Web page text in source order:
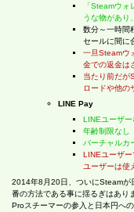
「Steamウ
うな物があ
数分～一時間
セールに間に
一旦Steamウ
金での返金は
当たり前だが
ロードや他の
LINE Pay
LINEユーザー
年齢制限なし
バーチャルカ
LINEユーザ
ユーザーは使
2014年8月20日、ついにSteamが
番の方法である事に揺るぎはあり
Proスチーマーの参入と日本円へ